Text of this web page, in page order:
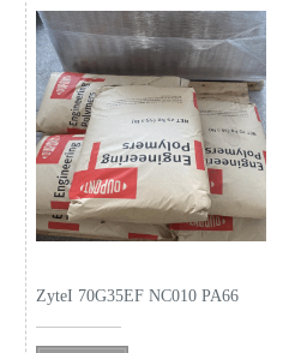
ZyteI 70G35EF NC010 PA66